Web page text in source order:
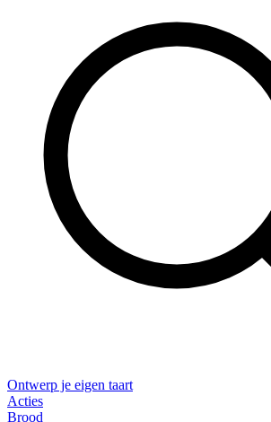
Ontwerp je eigen taart
Acties
Brood